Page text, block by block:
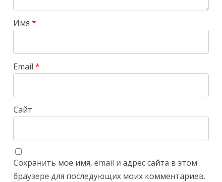
Имя*
Email*
Сайт
Сохранить моё имя, email и адрес сайта в этом
браузере для последующих моих комментариев.